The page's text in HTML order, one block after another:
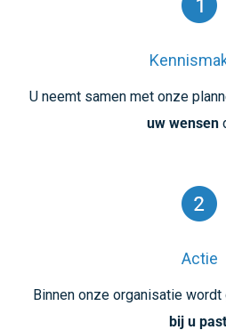
U neemt samen met onze
uw wensen
Actie
Binnen onze organisatie
bij u past